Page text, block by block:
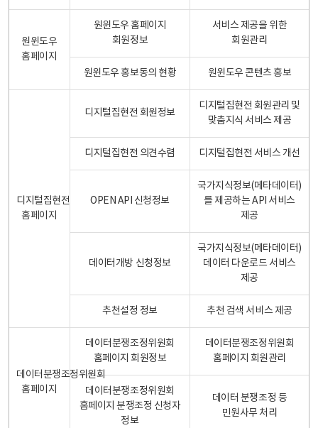
원윈도우
홈페이지
원윈도우 홈페이지
회원정보
서비스 제공을 위한
회원관리
원윈도우 홍보동의 현황 원윈도우 콘텐츠 홍보
디지털집현전
홈페이지
디지털집현전 회원정보
디지털집현전 회원관리 및
맞춤지식 서비스 제공
디지털집현전 의견수렴 디지털집현전 서비스 개선
OPEN API 신청정보
국가지식정보(메타데이터)
를 제공하는 API 서비스
제공
데이터개방 신청정보
국가지식정보(메타데이터)
데이터 다운로드 서비스
제공
추천설정 정보 추천 검색 서비스 제공
데이터분쟁조정위원회
홈페이지
데이터분쟁조정위원회
홈페이지 회원정보
데이터분쟁조정위원회
홈페이지 회원관리
데이터분쟁조정위원회
홈페이지 분쟁조정 신청자
정보
데이터 분쟁조정 등
민원사무 처리